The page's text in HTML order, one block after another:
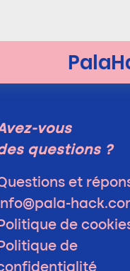
vous
questions ?
et
de
de